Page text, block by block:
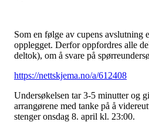
Som en følge av cupens avslutning
opplegget. Derfor oppfordres alle
deltok), om å svare på
https://nettskjema.no/a/612408
Undersøkelsen tar 3-5 minutter og
arrangørene med tanke på å
stenger onsdag 8. april kl. 23:00.